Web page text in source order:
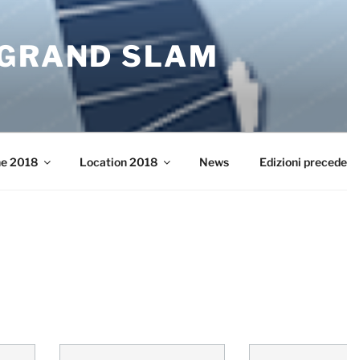
SLAM
2018 Location 2018 News Edizioni